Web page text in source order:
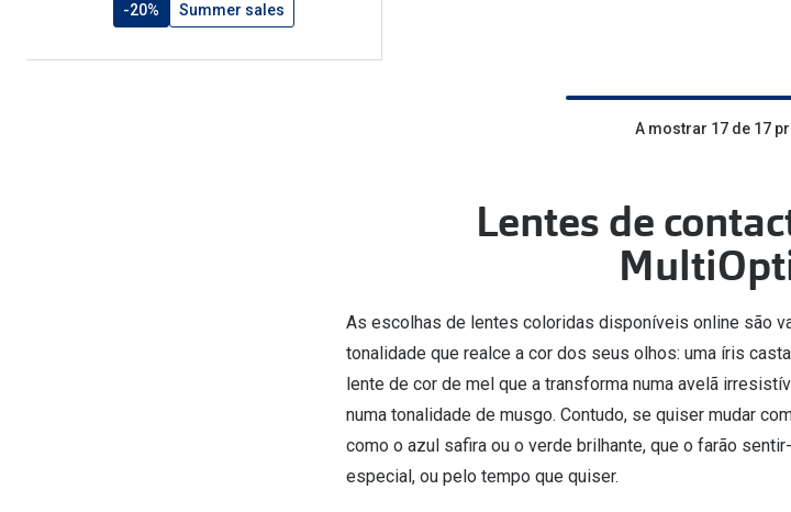
-20% Summer sales
A mostrar 17 de 17
Lentes de
As escolhas de lentes coloridas disponíveis online são
tonalidade que realce a cor dos seus olhos: uma íris
lente de cor de mel que a transforma numa avelã
numa tonalidade de musgo. Contudo, se quiser mudar
como o azul safira ou o verde brilhante, que o farão
especial, ou pelo tempo que quiser.